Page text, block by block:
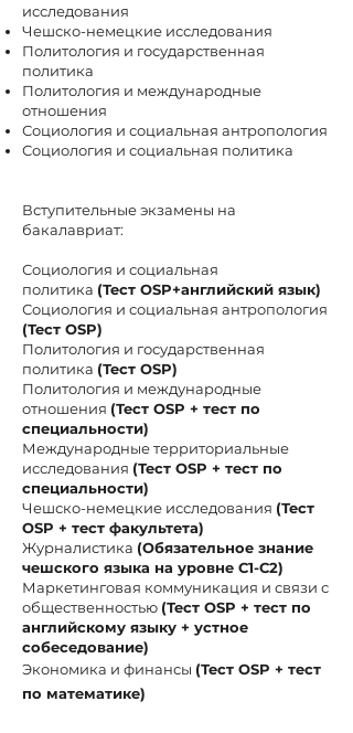
исследования
Чешско-немецкие исследования
Политология и государственная
политика
Политология и международные
отношения
Социология и социальная антропология
Социология и социальная политика
Вступительные экзамены на
бакалавриат:
Социология и социальная
политика (Тест OSP+английский язык)
Социология и социальная антропология
(Тест OSP)
Политология и государственная
политика (Тест OSP)
Политология и международные
отношения (Тест OSP + тест по
специальности)
Международные территориальные
исследования (Тест OSP + тест по
специальности)
Чешско-немецкие исследования (Тест
OSP + тест факультета)
Журналистика (Обязательное знание
чешского языка на уровне С1-С2)
Маркетинговая коммуникация и связи с
общественностью (Тест OSP + тест по
английскому языку + устное
собеседование)
Экономика и финансы (Тест OSP + тест
по математике)